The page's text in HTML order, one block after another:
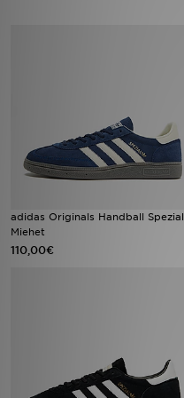
adidas Originals Handball Spezial
Miehet
110,00€